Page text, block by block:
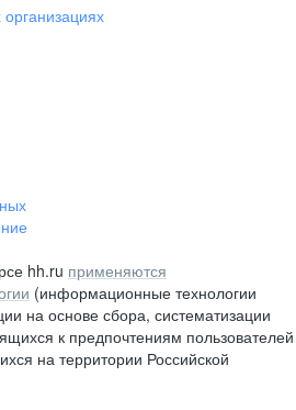
hh.ru применяются
(информационные технологии
на основе сбора, систематизации
к предпочтениям пользователей
на территории Российской